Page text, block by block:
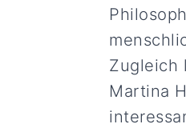
Zugleich
Martina